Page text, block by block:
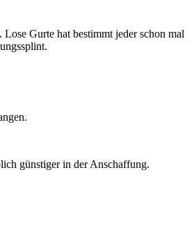
Gurte hat bestimmt jeder schon mal
günstiger in der Anschaffung.